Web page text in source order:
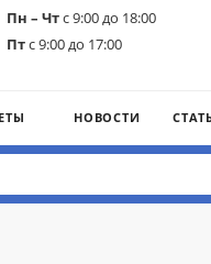
Пн – Чтс 9:00 до 18:00
Птс 9:00 до 17:00
НОВОСТИ